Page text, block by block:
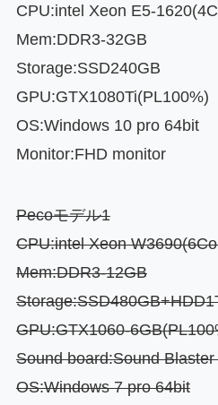
CPU:intel Xeon E5-
Mem:DDR3-32GB
Storage:SSD240GB
GPU:GTX1080Ti(PL100%)
OS:Windows 10 pro 64bit
Monitor:FHD monitor
Pecoモデル1
CPU:intel Xeon
Mem:DDR3-12GB
GPU:GTX1060-
Sound board:Sound
OS:Windows 7 pro 64bit